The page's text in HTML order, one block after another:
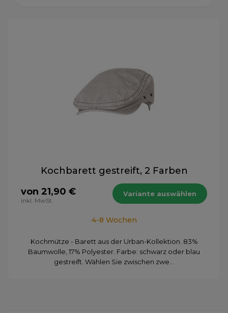
Kochbarett gestreift, 2 Farben
von 21,90 €
inkl. MwSt.
Variante auswählen
4-8 Wochen
Kochmütze - Barett aus der Urban-Kollektion. 83%
Baumwolle, 17% Polyester. Farbe: schwarz oder blau
gestreift. Wählen Sie zwischen zwe...